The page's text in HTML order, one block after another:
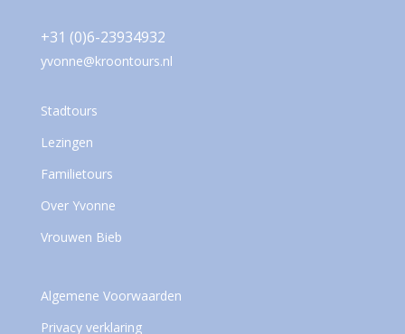
+31 (0)6-23934932
yvonne@kroontours.nl
Stadtours
Lezingen
Familietours
Over Yvonne
Vrouwen Bieb
Algemene Voorwaarden
Privacy verklaring